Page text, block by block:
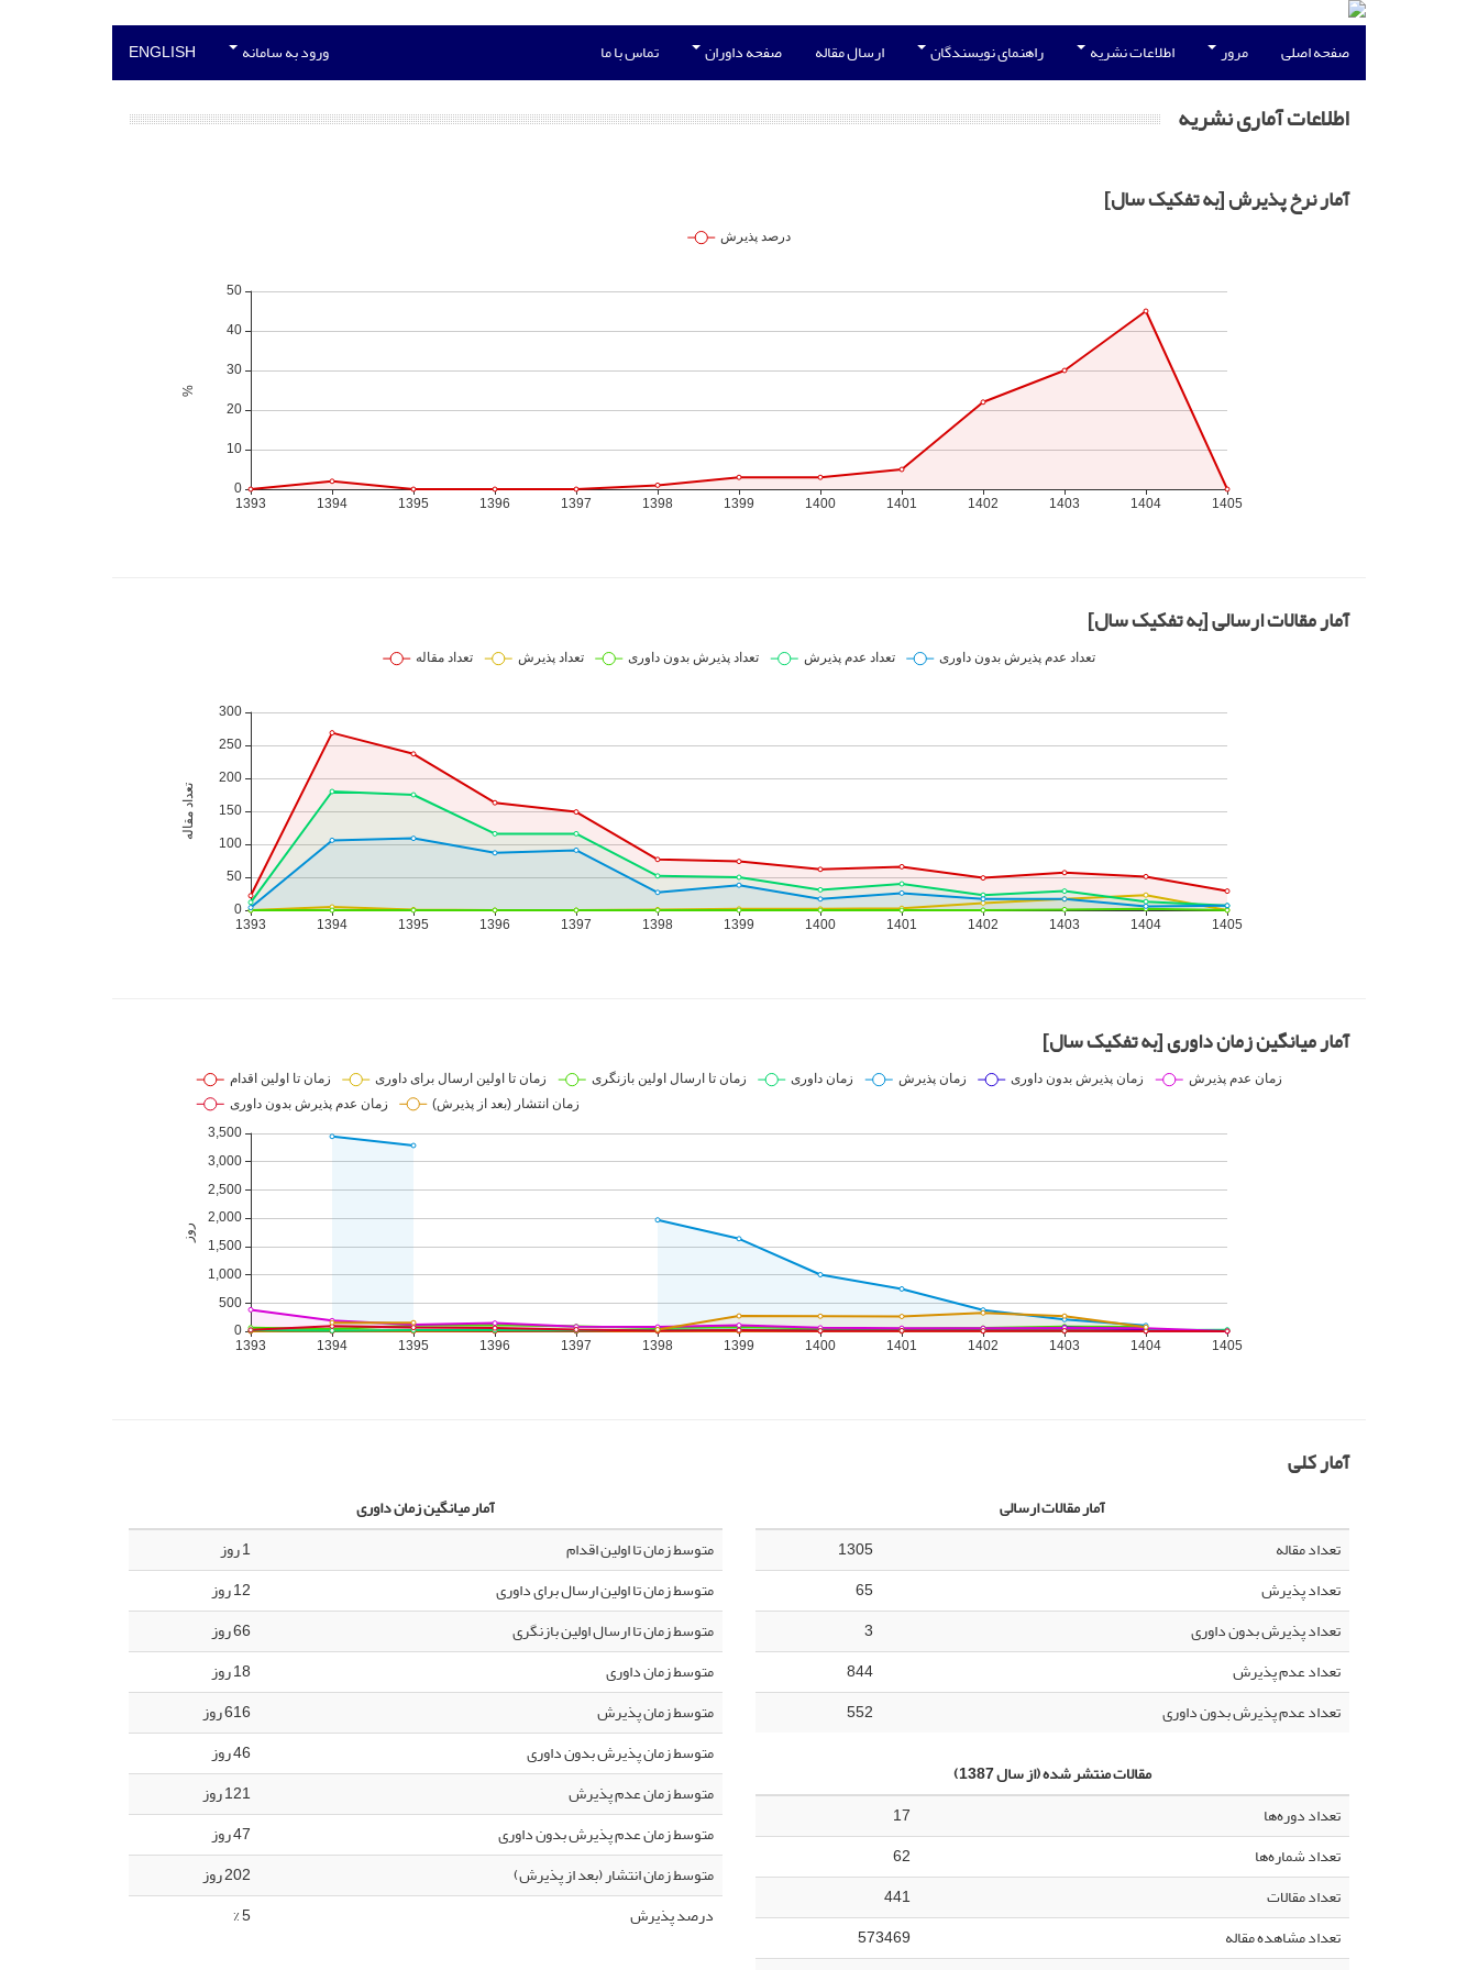
صفحه اصلی مرور اطلاعات نشریه راهنمای نویسندگان ارسال مقاله صفحه داوران تماس با ما ورود به سامانه ENGLISH
اطلاعات آماری نشریه
آمار نرخ پذیرش [به تفکیک سال]
آمار مقالات ارسالی [به تفکیک سال]
آمار میانگین زمان داوری [به تفکیک سال]
آمار کلی
آمار مقالات ارسالی
تعداد مقاله
1305
تعداد پذیرش
65
تعداد پذیرش بدون داوری
3
تعداد عدم پذیرش
844
تعداد عدم پذیرش بدون داوری
552
مقالات منتشر شده (از سال 1387)
تعداد دوره‌ها
17
تعداد شماره‌ها
62
تعداد مقالات
441
تعداد مشاهده مقاله
573469
آمار میانگین زمان داوری
متوسط زمان تا اولین اقدام
1 روز
متوسط زمان تا اولین ارسال برای داوری
12 روز
متوسط زمان تا ارسال اولین بازنگری
66 روز
متوسط زمان داوری
18 روز
متوسط زمان پذیرش
616 روز
متوسط زمان پذیرش بدون داوری
46 روز
متوسط زمان عدم پذیرش
121 روز
متوسط زمان عدم پذیرش بدون داوری
47 روز
متوسط زمان انتشار (بعد از پذیرش)
202 روز
درصد پذیرش
5 %